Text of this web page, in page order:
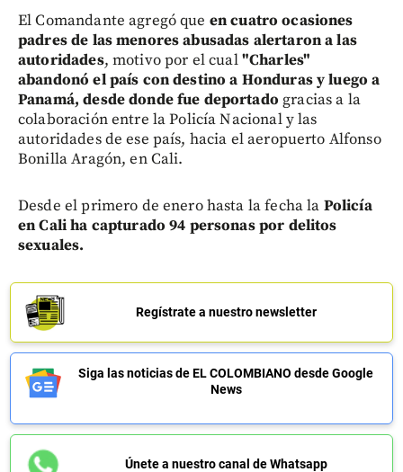
El Comandante agregó que en cuatro ocasiones
padres de las menores abusadas alertaron a las
autoridades, motivo por el cual"Charles"
abandonó el país con destino a Honduras y luego a
Panamá, desde donde fue deportado gracias a la
colaboración entre la Policía Nacional y las
autoridades de ese país, hacia el aeropuerto Alfonso
Bonilla Aragón, en Cali.
Desde el primero de enero hasta la fecha la Policía
en Cali ha capturado 94 personas por delitos
sexuales.
Regístrate a nuestro newsletter
Siga las noticias de EL COLOMBIANO desde Google
News
Únete a nuestro canal de Whatsapp